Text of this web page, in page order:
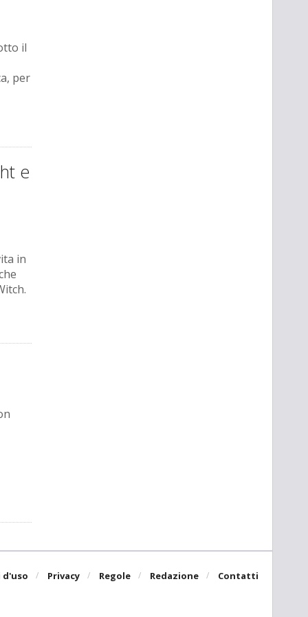
il
per
e
in
d'uso Privacy Regole Redazione Contatti